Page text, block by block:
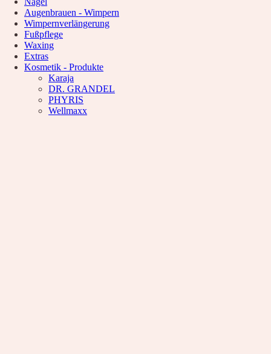
Unsere Empfehlung
Hyaluron pen Behandlung
Karaja
DR. GRANDEL
PHYRIS
Wellmaxx
Augenbrauen - Wimpern
Wimpernverlängerung
Fußpflege
Waxing
Extras
Kosmetik - Produkte
Karaja
DR. GRANDEL
PHYRIS
Wellmaxx